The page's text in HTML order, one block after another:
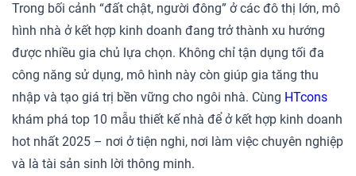
Trong bối cảnh “đất chật, người đông” ở các đô thị lớn, mô
hình nhà ở kết hợp kinh doanh đang trở thành xu hướng
được nhiều gia chủ lựa chọn. Không chỉ tận dụng tối đa
công năng sử dụng, mô hình này còn giúp gia tăng thu
nhập và tạo giá trị bền vững cho ngôi nhà. Cùng HTcons
khám phá top 10 mẫu thiết kế nhà để ở kết hợp kinh doanh
hot nhất 2025 – nơi ở tiện nghi, nơi làm việc chuyên nghiệp
và là tài sản sinh lời thông minh.